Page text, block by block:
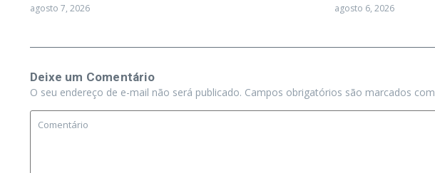
agosto 7, 2026 agosto 6, 2026
Deixe um Comentário
O seu endereço de e-mail não será publicado. Campos obrigatórios são marcados com